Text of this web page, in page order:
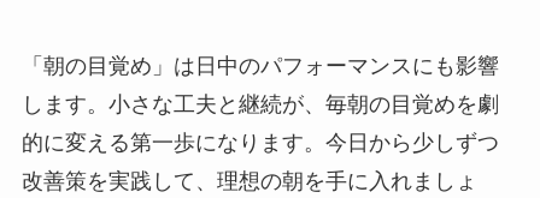
「朝の目覚め」は日中のパフォーマンスにも影響
します。小さな工夫と継続が、毎朝の目覚めを劇
的に変える第一歩になります。今日から少しずつ
改善策を実践して、理想の朝を手に入れましょ